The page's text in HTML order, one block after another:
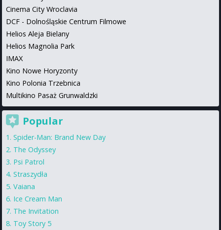
Cinema City Wroclavia
DCF - Dolnośląskie Centrum Filmowe
Helios Aleja Bielany
Helios Magnolia Park
IMAX
Kino Nowe Horyzonty
Kino Polonia Trzebnica
Multikino Pasaż Grunwaldzki
Popular
Spider-Man: Brand New Day
The Odyssey
Psi Patrol
Straszydła
Vaiana
Ice Cream Man
The Invitation
Toy Story 5